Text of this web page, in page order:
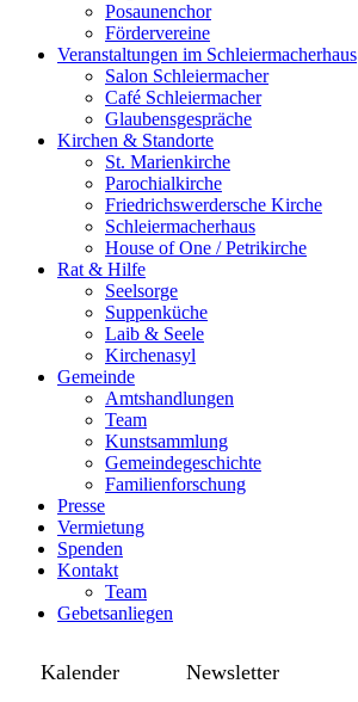
Posaunenchor
Fördervereine
Veranstaltungen im Schleiermacherhaus
Salon Schleiermacher
Café Schleiermacher
Glaubensgespräche
Kirchen & Standorte
St. Marienkirche
Parochialkirche
Friedrichswerdersche Kirche
Schleiermacherhaus
House of One / Petrikirche
Rat & Hilfe
Seelsorge
Suppenküche
Laib & Seele
Kirchenasyl
Gemeinde
Amtshandlungen
Team
Kunstsammlung
Gemeindegeschichte
Familienforschung
Presse
Vermietung
Spenden
Kontakt
Team
Gebetsanliegen
Kalender Newsletter